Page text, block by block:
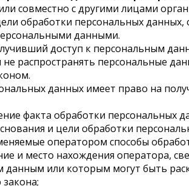
совместно с другими лицами
обработки персональных данных,
данными.
доступ к персональным
распространять персональные
данных имеет право на
факта обработки персональных
и цели обработки
оператором способы
и место нахождения оператора,
данным или которым могут быть